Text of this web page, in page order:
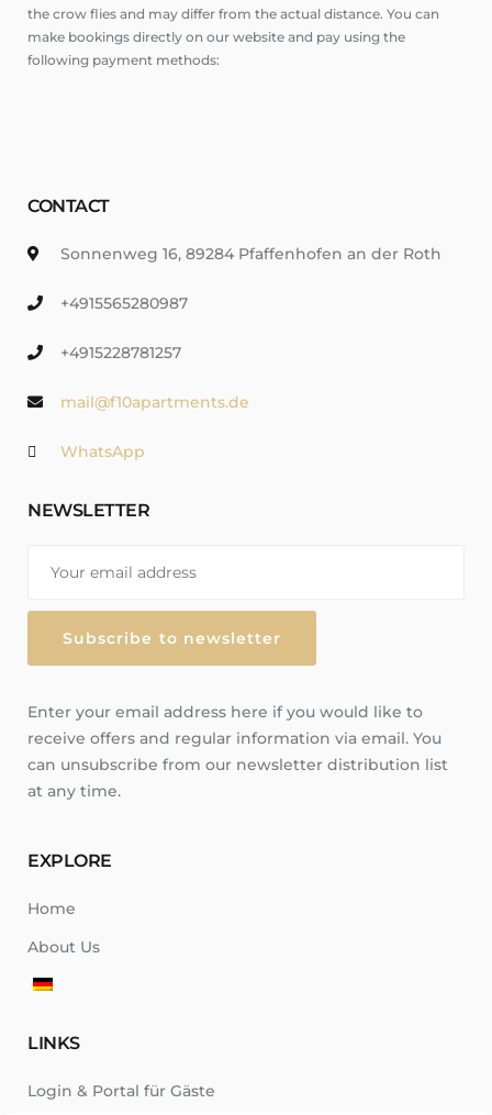
the crow flies and may differ from the actual distance. You can
make bookings directly on our website and pay using the
following payment methods:
CONTACT
Sonnenweg 16, 89284 Pfaffenhofen an der Roth
+4915565280987
+4915228781257
mail@f10apartments.de
WhatsApp
NEWSLETTER
Enter your email address here if you would like to
receive offers and regular information via email. You
can unsubscribe from our newsletter distribution list
at any time.
EXPLORE
Home
About Us
LINKS
Login & Portal für Gäste